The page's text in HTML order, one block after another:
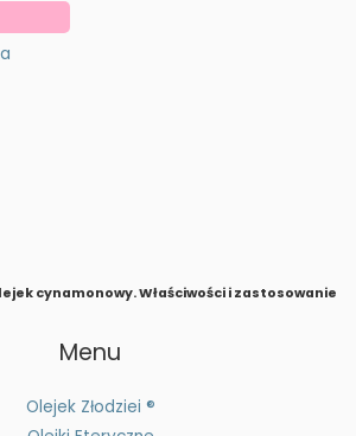
cynamonowy. Właściwości i zastosowanie
Menu
Olejek Złodziei ®